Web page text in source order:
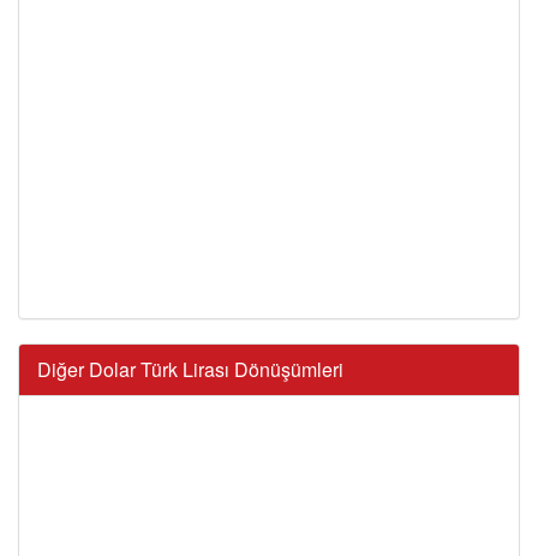
Diğer Dolar Türk Lirası Dönüşümleri